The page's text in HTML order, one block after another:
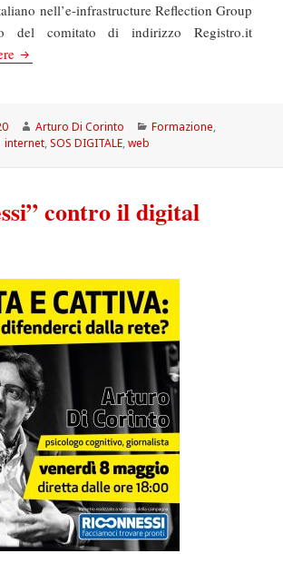
nell’e-infrastructure Reflection Group
del comitato di indirizzo Registro.it
SOS DIGITALE “Inventare il Futuro” –
Autore
Arturo Di Corinto Categorie
Formazione,
Tag
internet,SOS DIGITALE,web
contro il digital